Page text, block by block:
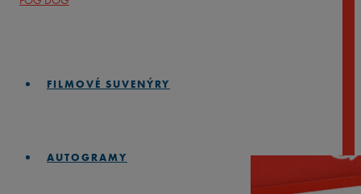
FILMOVÉ SUVENÝRY
AUTOGRAMY